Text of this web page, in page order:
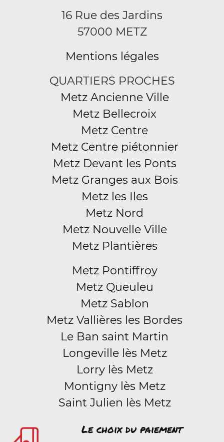
16 Rue des Jardins
57000 METZ
Mentions légales
QUARTIERS PROCHES
Metz Ancienne Ville
Metz Bellecroix
Metz Centre
Metz Centre piétonnier
Metz Devant les Ponts
Metz Granges aux Bois
Metz les Iles
Metz Nord
Metz Nouvelle Ville
Metz Plantières
Metz Pontiffroy
Metz Queuleu
Metz Sablon
Metz Vallières les Bordes
Le Ban saint Martin
Longeville lès Metz
Lorry lès Metz
Montigny lès Metz
Saint Julien lès Metz
Le choix du paiement